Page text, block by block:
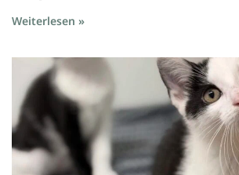
Weiterlesen »